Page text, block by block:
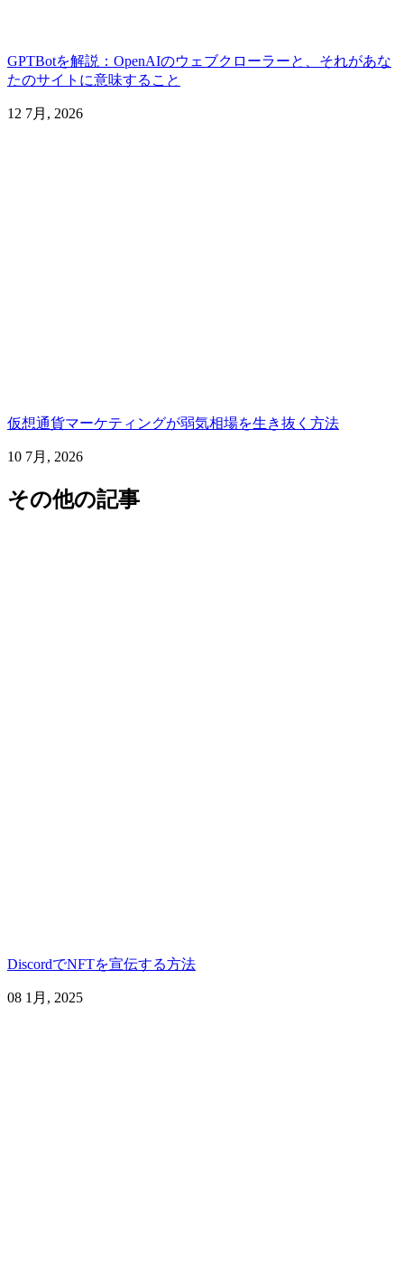
GPTBotを解説：OpenAIのウェブクローラーと、それがあな
たのサイトに意味すること
12 7月, 2026
仮想通貨マーケティングが弱気相場を生き抜く方法
10 7月, 2026
その他の記事
DiscordでNFTを宣伝する方法
08 1月, 2025